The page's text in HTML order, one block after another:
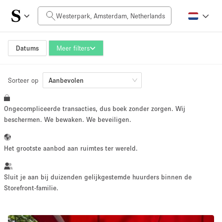
Datums Meer filters
Prijs per dag
0€
Grootte ruimte
10 m² 500+ m²
~ 13 mensen
Sorteer op Aanbevolen
Ongecompliceerde transacties, dus boek zonder zorgen. Wij
beschermen. We bewaken. We beveiligen.
Het grootste aanbod aan ruimtes ter wereld.
Sluit je aan bij duizenden gelijkgestemde huurders binnen de
Storefront-familie.